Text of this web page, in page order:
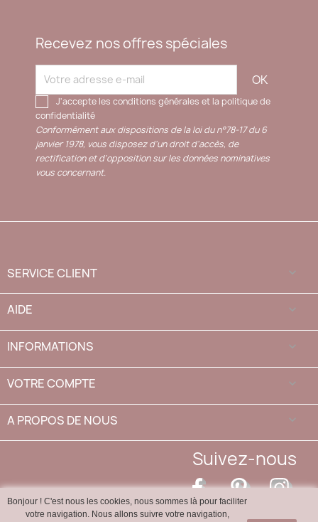
Bonjour ! C'est nous les cookies, nous sommes là pour faciliter
votre navigation. Nous allons suivre votre navigation,
Recevez nos offres spéciales
J'accepte les conditions générales et la politique de
confidentialité
Conformément aux dispositions de la loi du n°78-17 du 6
janvier 1978, vous disposez d'un droit d'accès, de
rectification et d'opposition sur les données nominatives
vous concernant.
SERVICE CLIENT
AIDE
INFORMATIONS
VOTRE COMPTE
A PROPOS DE NOUS
Suivez-nous
FacebookPinterest